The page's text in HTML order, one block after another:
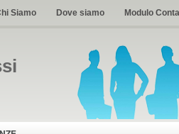
Siamo Dove siamo Modulo